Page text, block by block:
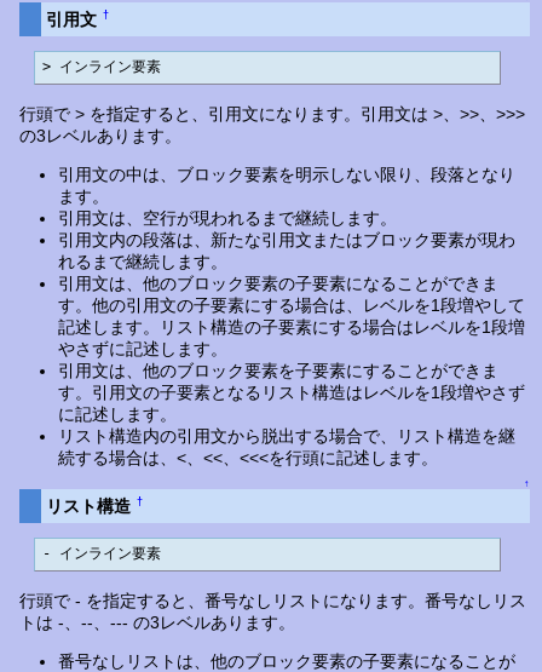
引用文 †
> インライン要素
行頭で > を指定すると、引用文になります。引用文は >、>>、>>>
の3レベルあります。
引用文の中は、ブロック要素を明示しない限り、段落となり
ます。
引用文は、空行が現われるまで継続します。
引用文内の段落は、新たな引用文またはブロック要素が現わ
れるまで継続します。
引用文は、他のブロック要素の子要素になることができま
す。他の引用文の子要素にする場合は、レベルを1段増やして
記述します。リスト構造の子要素にする場合はレベルを1段増
やさずに記述します。
引用文は、他のブロック要素を子要素にすることができま
す。引用文の子要素となるリスト構造はレベルを1段増やさず
に記述します。
リスト構造内の引用文から脱出する場合で、リスト構造を継
続する場合は、<、<<、<<<を行頭に記述します。
↑
リスト構造 †
- インライン要素
行頭で - を指定すると、番号なしリストになります。番号なしリス
トは -、--、--- の3レベルあります。
番号なしリストは、他のブロック要素の子要素になることが